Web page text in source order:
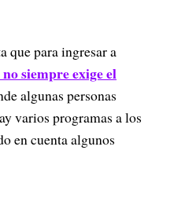
que para ingresar a
siempre exige el
algunas personas
varios programas a los
en cuenta algunos